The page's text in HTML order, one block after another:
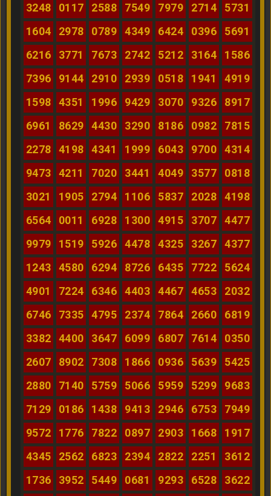
3248
0117 2588 7549 7979 2714
5731
1604
2978 0789 4349 6424 0396
5691
6216
3771 7673 2742 5212 3164
1586
7396
9144 2910 2939 0518 1941
4919
1598
4351 1996 9429 3070 9326
8917
6961
8629 4430 3290 8186 0982
7815
2278
4198 4341 1999 6043 9700
4314
9473
4211 7020 3441 4049 3577
0818
3021
1905 2794 1106 5837 2028
4198
6564
0011 6928 1300 4915 3707
4477
9979
1519 5926 4478 4325 3267
4377
1243
4580 6294 8726 6435 7722
5624
4901
7224 6346 4403 4467 4653
2032
6746
7335 4795 2374 7864 2660
6819
3382
4400 3647 6099 6807 7614
0350
2607
8902 7308 1866 0936 5639
5425
2880
7140 5759 5066 5959 5299
9683
7129
0186 1438 9413 2946 6753
7949
9572
1776 7822 0897 2903 1668
1917
4345
2562 6823 2394 2822 2251
3612
1736
3952 5449 0681 9293 6528
3622